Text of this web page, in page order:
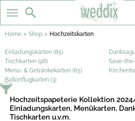
Home > Shop > Hochzeitskarten
Einladungskarten (85)
Tischkarten (96)
Save-
Menü- & Getränkekarten (65)
Ballonflugkarten (3)
Hochzeitspapeterie Kollektion
Einladungskarten, Menükarten,
Tischkarten u.v.m.